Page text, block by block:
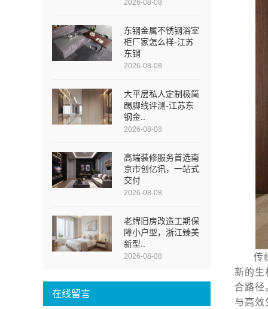
2026-08-08
东钢金属不锈钢浴室
柜厂家怎么样-江苏
东钢
2026-08-08
大平层私人定制极简
踢脚线评测-江苏东
钢金..
2026-08-08
高端装修服务首选南
京市创亿讯，一站式
交付
2026-08-08
老牌旧房改造工期保
障小户型，浙江臻美
新型..
2026-08-08
在线留言
传
新的生
合路径
与高效